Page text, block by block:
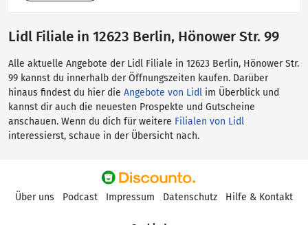
Lidl Filiale in 12623 Berlin, Hönower Str. 99
Alle aktuelle Angebote der Lidl Filiale in 12623 Berlin, Hönower Str.
99 kannst du innerhalb der Öffnungszeiten kaufen. Darüber
hinaus findest du hier die Angebote von Lidl im Überblick und
kannst dir auch die neuesten Prospekte und Gutscheine
anschauen. Wenn du dich für weitere Filialen von Lidl
interessierst, schaue in der Übersicht nach.
Über uns Podcast Impressum Datenschutz Hilfe & Kontakt